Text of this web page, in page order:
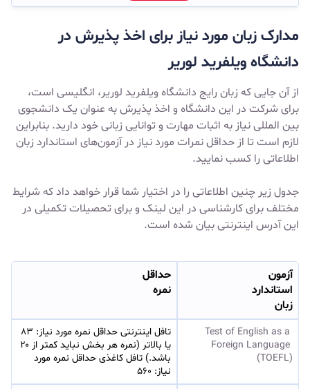
مدارک زبان مورد نیاز برای اخذ پذیرش در
دانشگاه ویلفرید لوریر
از آن جایی که زبان رایج دانشگاه ویلفرید لوریر، انگلیسی است،
برای شرکت در این دانشگاه و اخذ پذیرش به عنوان یک دانشجوی
بین المللی نیاز به اثبات مهارت و توانایی زبانی خود دارید. بنابراین
لازم است تا از حداقل نمرات مورد نیاز در آزمون‌های استاندارد زبان
اطلاعاتی را کسب نمایید.
جدول زیر چنین اطلاعاتی را در اختیار شما قرار خواهد داد که شرایط
مختلف برای کارشناسی در این لینک و برای تحصیلات تکمیلی در
این آدرس اینترنتیبیان شده است.
آزمون
استاندارد
زبان
حداقل
نمره
Test of English as a
Foreign Language
(TOEFL)
نیاز: ۵۶۰